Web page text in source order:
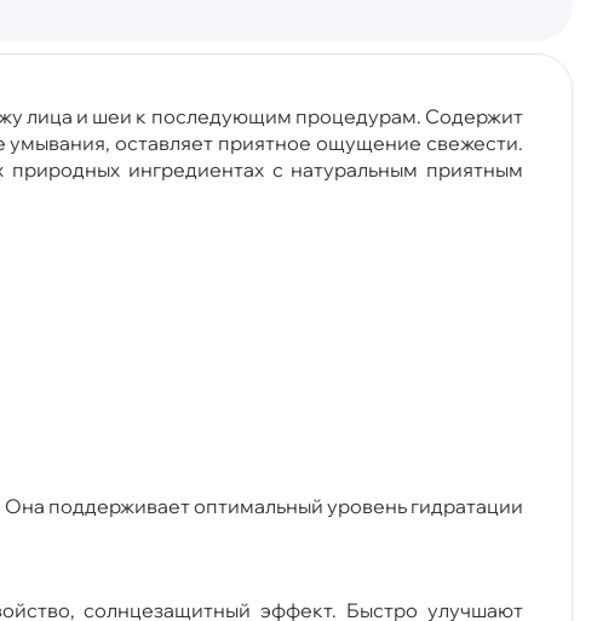
лица и шеи к последующим процедурам. Содержит
умывания, оставляет приятное ощущение свежести.
ингредиентах с натуральным приятным
поддерживает оптимальный уровень гидратации
солнцезащитный эффект. Быстро улучшают